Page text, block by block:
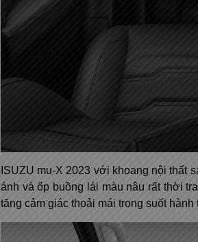
ISUZU mu-X 2023 với khoang nội thất
ánh và ốp buồng lái màu nâu rất thời
tăng cảm giác thoải mái trong suốt